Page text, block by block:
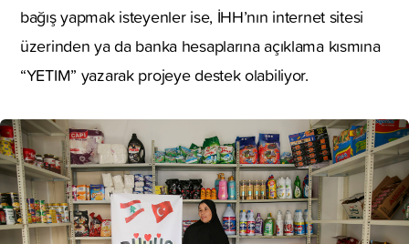
bağış yapmak isteyenler ise, İHH’nın internet sitesi
üzerinden ya da banka hesaplarına açıklama kısmına
“YETIM” yazarak projeye destek olabiliyor.